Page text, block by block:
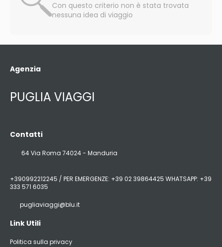
Con questo criterio non è stata trovata
nessuna idea di viaggio
Agenzia
PUGLIA VIAGGI
Contatti
64 Via Roma 74024 - Manduria
+390992212245 / PER EMERGENZE: +39 02 39864425 WHATSAPP: +39
333 571 6035
pugliaviaggi@blu.it
Link Utili
Politica sulla privacy